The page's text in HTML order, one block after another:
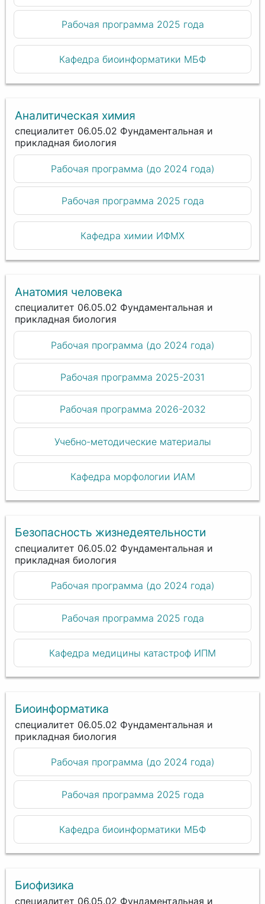
Рабочая программа 2025 года
Кафедра биоинформатики МБФ
Аналитическая химия
специалитет 06.05.02 Фундаментальная и
прикладная биология
Рабочая программа (до 2024 года)
Рабочая программа 2025 года
Кафедра химии ИФМХ
Анатомия человека
специалитет 06.05.02 Фундаментальная и
прикладная биология
Рабочая программа (до 2024 года)
Рабочая программа 2025-2031
Рабочая программа 2026-2032
Учебно-методические материалы
Кафедра морфологии ИАМ
Безопасность жизнедеятельности
специалитет 06.05.02 Фундаментальная и
прикладная биология
Рабочая программа (до 2024 года)
Рабочая программа 2025 года
Кафедра медицины катастроф ИПМ
Биоинформатика
специалитет 06.05.02 Фундаментальная и
прикладная биология
Рабочая программа (до 2024 года)
Рабочая программа 2025 года
Кафедра биоинформатики МБФ
Биофизика
специалитет 06.05.02 Фундаментальная и